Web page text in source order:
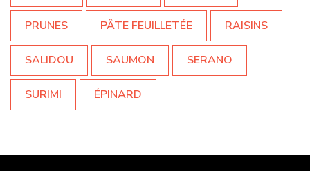
PRUNES PÂTE FEUILLETÉE RAISINS
SALIDOU SAUMON SERANO
SURIMI ÉPINARD